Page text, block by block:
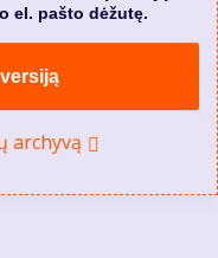
el. pašto dėžutę.
archyvą